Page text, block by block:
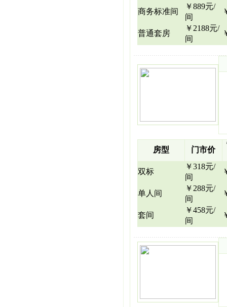
商务标准间
￥889元/
间
普通套房
￥2188元/
间
房型 门市价
双标
￥318元/
间
单人间
￥288元/
间
套间
￥458元/
间